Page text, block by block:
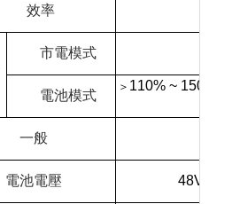
效率
市電模式
電池模式
＞ 110% ~ 150% 30
一般
電池電壓 48Vdc